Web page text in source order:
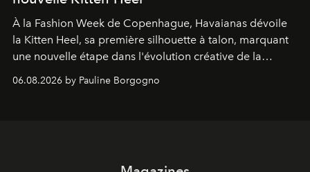
À la Fashion Week de Copenhague, Havaianas dévoile
la Kitten Heel, sa première silhouette à talon, marquant
une nouvelle étape dans l'évolution créative de la
06.08.2026 by Pauline Borgogno